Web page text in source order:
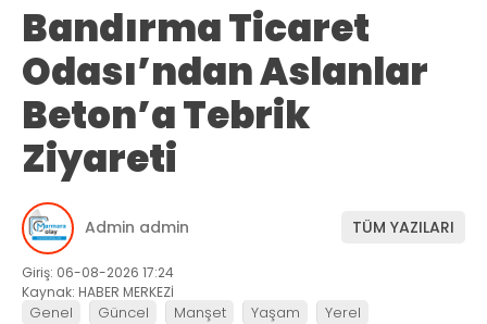
Bandırma Ticaret
Odası’ndan Aslanlar
Beton’a Tebrik
Ziyareti
Admin admin TÜM YAZILARI
Giriş: 06-08-2026 17:24
Kaynak: HABER MERKEZİ
Genel Güncel Manşet Yaşam Yerel